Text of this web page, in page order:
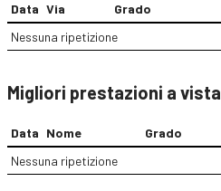
Data Via Grado
Nessuna ripetizione
Migliori prestazioni a vista
Data Nome Grado
Nessuna ripetizione